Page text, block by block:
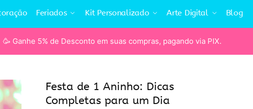
Feriados Kit Personalizado Arte Digital Blog
🥳 Ganhe 5% de Desconto em suas compras, pagando via PIX.
Festa de 1 Aninho: Dicas
Completas para um Dia